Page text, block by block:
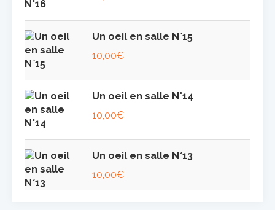
Un oeil en salle N°15
10,00€
Un oeil en salle N°14
10,00€
Un oeil en salle N°13
10,00€